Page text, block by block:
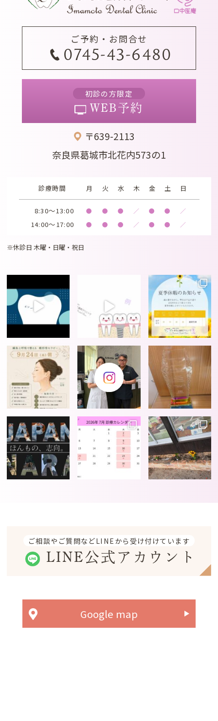
ご予約・お問合せ
0745-43-6480
初診の方限定
WEB予約
〒639-2113
奈良県葛城市北花内573の1
診療時間 月 火 水 木 金 土 日
8:30～13:00 ● ● ● ／ ● ● ／
14:00～17:00 ● ● ● ／ ● ● ／
※休診日 木曜・日曜・祝日
ご相談やご質問などLINEから受け付けています
LINE公式アカウント
Google map